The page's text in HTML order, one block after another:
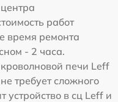
работ
время ремонта
- 2 часа.
печи Leff
требует сложного
устройство в сц Leff и